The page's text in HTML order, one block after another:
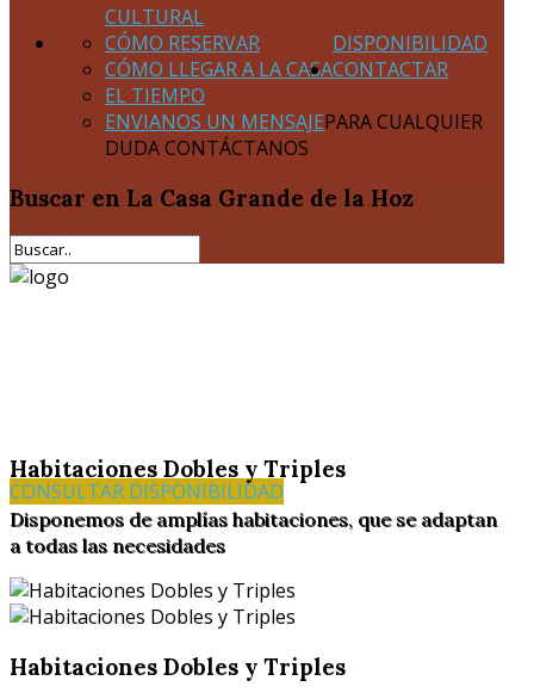
CULTURAL
DISPONIBILIDAD
CÓMO RESERVAR
CÓMO LLEGAR A LA CASA
EL TIEMPO
CONTACTAR
ENVIANOS UN MENSAJEPARA CUALQUIER
DUDA CONTÁCTANOS
Buscar en La Casa Grande de la Hoz
Habitaciones Dobles y Triples
Disponemos de amplías habitaciones, que se adaptan
a todas las necesidades
Habitaciones Dobles y Triples
CONSULTAR DISPONIBILIDAD